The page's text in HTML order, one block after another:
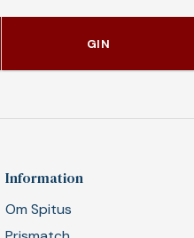
GIN
Information
Om Spitus